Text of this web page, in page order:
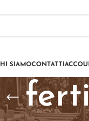
SIAMOCONTATTI